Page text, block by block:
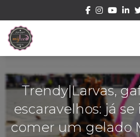
Trendy|Larvas,
escaravelhos: já
comer um gelado